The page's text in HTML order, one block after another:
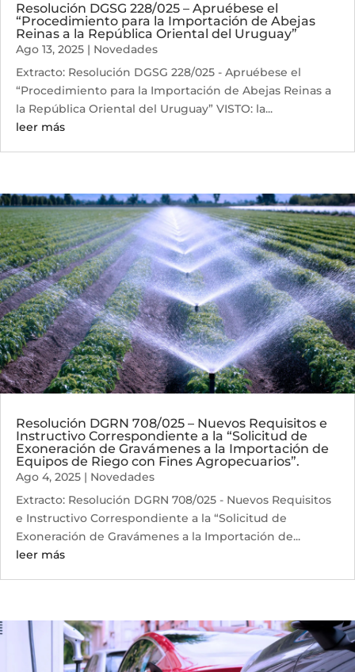
Resolución DGSG 228/025 – Apruébese el
“Procedimiento para la Importación de Abejas
Reinas a la República Oriental del Uruguay”
Ago 13, 2025 | Novedades
Extracto: Resolución DGSG 228/025 - Apruébese el
“Procedimiento para la Importación de Abejas Reinas a
la República Oriental del Uruguay” VISTO: la...
leer más
Resolución DGRN 708/025 – Nuevos Requisitos e
Instructivo Correspondiente a la “Solicitud de
Exoneración de Gravámenes a la Importación de
Equipos de Riego con Fines Agropecuarios”.
Ago 4, 2025 | Novedades
Extracto: Resolución DGRN 708/025 - Nuevos Requisitos
e Instructivo Correspondiente a la “Solicitud de
Exoneración de Gravámenes a la Importación de...
leer más